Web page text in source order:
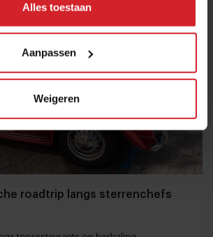
Alles toestaan
Aanpassen
Weigeren
roadtrip langs sterrenchefs